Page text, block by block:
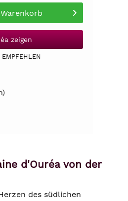
Warenkorb
zeigen
EMPFEHLEN
d'Ouréa von der
des südlichen